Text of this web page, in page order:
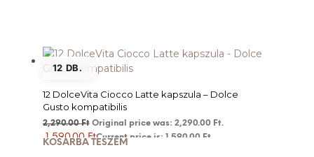
12 DB.
12 DolceVita Ciocco Latte kapszula – Dolce
Gusto kompatibilis
2,290.00Ft Original price was: 2,290.00 Ft.
1,590.00FtCurrent price is: 1,590.00 Ft.
KOSÁRBA TESZEM